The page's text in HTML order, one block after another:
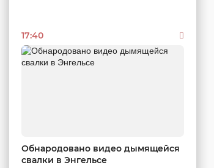
17:40
Обнародовано видео дымящейся
свалки в Энгельсе